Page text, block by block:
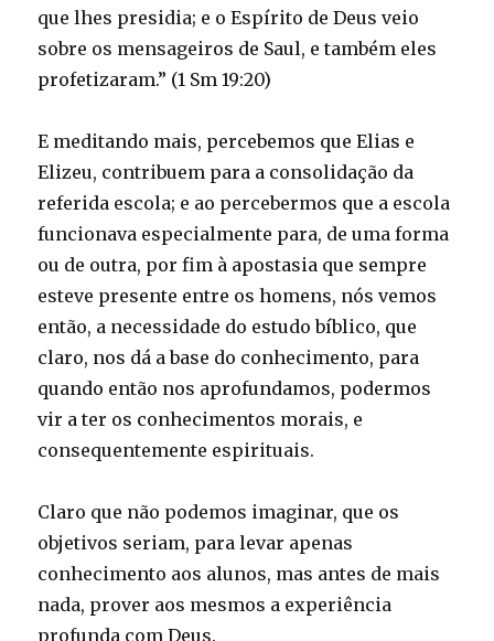
que lhes presidia; e o Espírito de Deus veio
sobre os mensageiros de Saul, e também eles
profetizaram.” (1 Sm 19:20)
E meditando mais, percebemos que Elias e
Elizeu, contribuem para a consolidação da
referida escola; e ao percebermos que a escola
funcionava especialmente para, de uma forma
ou de outra, por fim à apostasia que sempre
esteve presente entre os homens, nós vemos
então, a necessidade do estudo bíblico, que
claro, nos dá a base do conhecimento, para
quando então nos aprofundamos, podermos
vir a ter os conhecimentos morais, e
consequentemente espirituais.
Claro que não podemos imaginar, que os
objetivos seriam, para levar apenas
conhecimento aos alunos, mas antes de mais
nada, prover aos mesmos a experiência
profunda com Deus.